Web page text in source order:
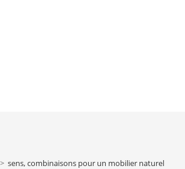
> sens, combinaisons pour un mobilier naturel